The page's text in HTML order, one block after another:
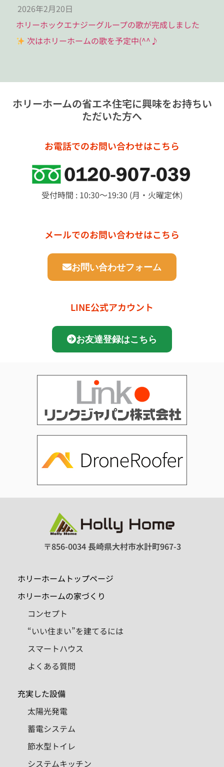
2026年2月20日
ホリーホックエナジーグループの歌が完成しました
次はホリーホームの歌を予定中(^^♪
ホリーホームの省エネ住宅に興味をお持ちい
ただいた方へ
お電話でのお問い合わせはこちら
受付時間 : 10:30～19:30 (月・火曜定休)
メールでのお問い合わせはこちら
お問い合わせフォーム
LINE公式アカウント
お友達登録はこちら
〒856-0034 長崎県大村市水計町967-3
ホリーホームトップページ
ホリーホームの家づくり
コンセプト
“いい住まい”を建てるには
スマートハウス
よくある質問
充実した設備
太陽光発電
蓄電システム
節水型トイレ
システムキッチン